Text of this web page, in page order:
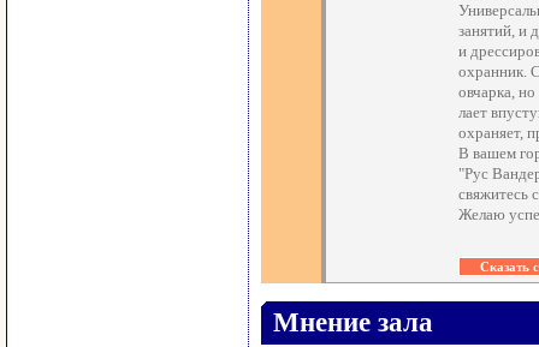
занятий, и
и
охранник.
овчарка,
лает
охраняет,
В вашем
"Рус
свяжитесь
Желаю
Мнение зала